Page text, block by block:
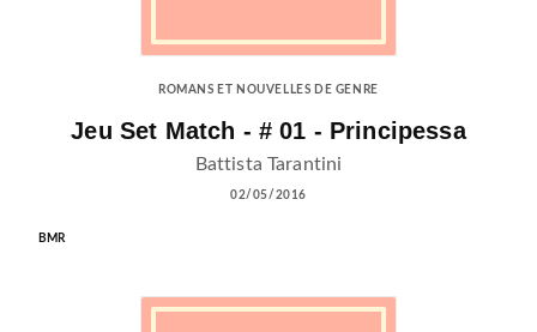
ROMANS ET NOUVELLES DE GENRE
Jeu Set Match - # 01 - Principessa
Battista Tarantini
02/05/2016
BMR